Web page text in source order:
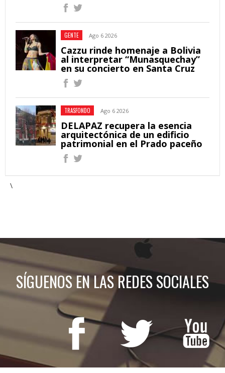
GENTE Ago 6 2026
Cazzu rinde homenaje a Bolivia
al interpretar “Munasquechay”
en su concierto en Santa Cruz
TRASFONDO Ago 6 2026
DELAPAZ recupera la esencia
arquitectónica de un edificio
patrimonial en el Prado paceño
\
SÍGUENOS EN LAS REDES SOCIALES